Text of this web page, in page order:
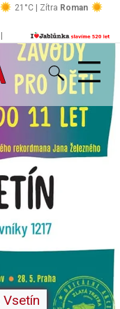
21°C | Zítra Roman
Vsetín